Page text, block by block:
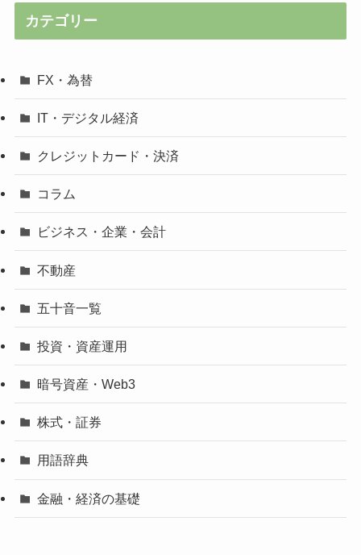
カテゴリー
FX・為替
IT・デジタル経済
クレジットカード・決済
コラム
ビジネス・企業・会計
不動産
五十音一覧
投資・資産運用
暗号資産・Web3
株式・証券
用語辞典
金融・経済の基礎